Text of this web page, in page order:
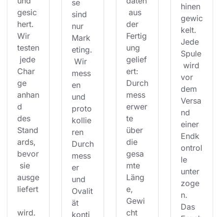
gesic
hert.
Wir
testen
jede
Char
ge
anhan
d
des
Stand
ards,
bevor
sie
ausge
liefert
wird.
se
sind
nur
Mark
eting.
Wir
mess
en
und
proto
kollie
ren
Durch
mess
er
und
Ovalit
ät
konti
aus
der
Fertig
ung
gelief
ert:
Durch
mess
erwer
te
über
die
gesa
mte
Läng
e,
Gewi
cht
hinen
gewic
kelt.
Jede
Spule
wird
vor
dem
Versa
nd
einer
Endk
ontrol
le
unter
zoge
n.
Das